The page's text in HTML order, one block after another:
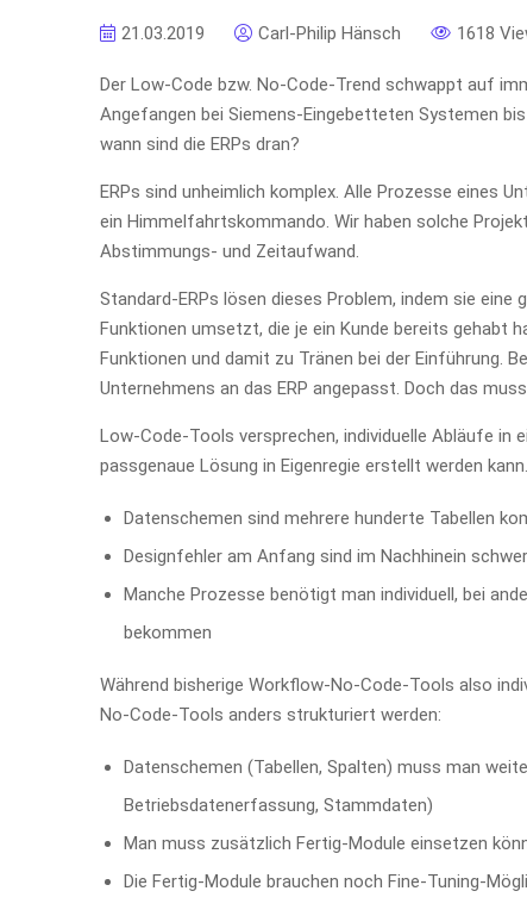
21.03.2019 Carl-Philip Hänsch 1618
Der Low-Code bzw. No-Code-Trend schwappt auf
Angefangen bei Siemens-Eingebetteten Systemen
wann sind die ERPs dran?
ERPs sind unheimlich komplex. Alle Prozesse eines
ein Himmelfahrtskommando. Wir haben solche
Abstimmungs- und Zeitaufwand.
Standard-ERPs lösen dieses Problem, indem sie
Funktionen umsetzt, die je ein Kunde bereits gehabt
Funktionen und damit zu Tränen bei der Einführung.
Unternehmens an das ERP angepasst. Doch das
Low-Code-Tools versprechen, individuelle Abläufe in
passgenaue Lösung in Eigenregie erstellt werden
Datenschemen sind mehrere hunderte Tabellen
Designfehler am Anfang sind im Nachhinein
Manche Prozesse benötigt man individuell, bei
bekommen
Während bisherige Workflow-No-Code-Tools also
No-Code-Tools anders strukturiert werden:
Datenschemen (Tabellen, Spalten) muss man
Betriebsdatenerfassung, Stammdaten)
Man muss zusätzlich Fertig-Module einsetzen
Die Fertig-Module brauchen noch Fine-Tuning-